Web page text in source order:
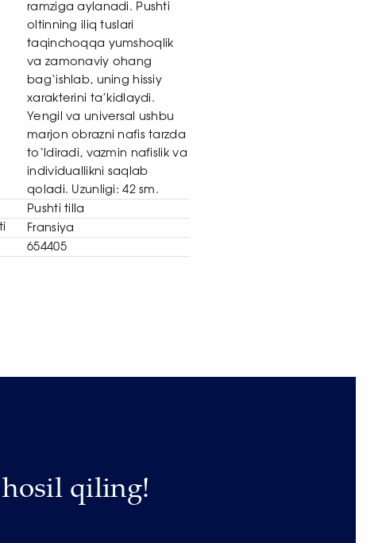
ramziga aylanadi. Pushti
oltinning iliq tuslari
taqinchoqqa yumshoqlik
va zamonaviy ohang
bag‘ishlab, uning hissiy
xarakterini ta’kidlaydi.
Yengil va universal ushbu
marjon obrazni nafis tarzda
to‘ldiradi, vazmin nafislik va
individuallikni saqlab
qoladi. Uzunligi: 42 sm.
Pushti tilla
Fransiya
654405
qiling!